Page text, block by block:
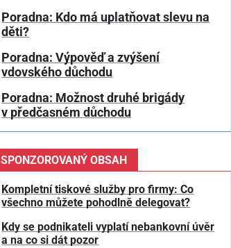
Poradna: Kdo má uplatňovat slevu na
děti?
Poradna: Výpověď a zvýšení
vdovského důchodu
Poradna: Možnost druhé brigády
v předčasném důchodu
SPONZOROVANÝ OBSAH
Kompletní tiskové služby pro firmy: Co
všechno můžete pohodlně delegovat?
Kdy se podnikateli vyplatí nebankovní úvěr
a na co si dát pozor